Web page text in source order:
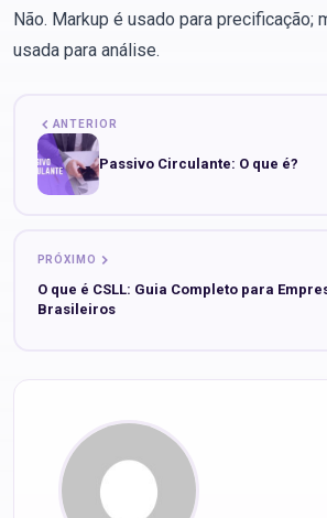
Não. Markup é usado para precificação;
usada para análise.
ANTERIOR
Passivo Circulante: O que é?
PRÓXIMO
O que é CSLL: Guia Completo para
Brasileiros